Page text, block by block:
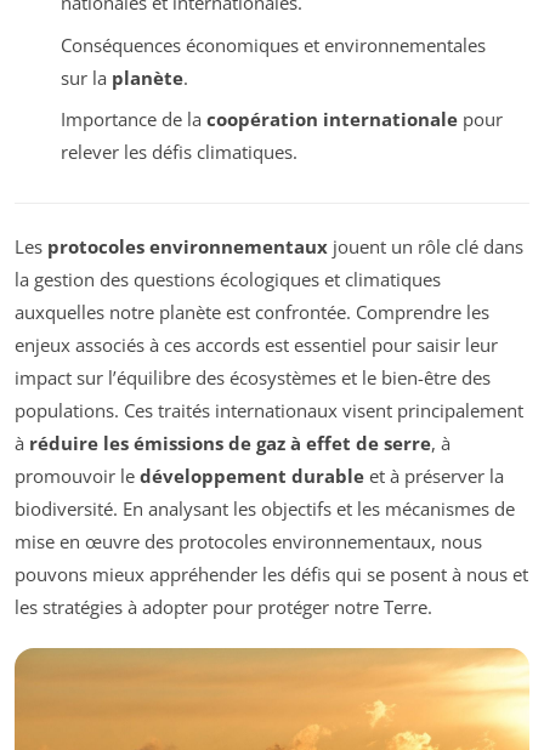
Conséquences économiques et environnementales
sur la planète.
Importance de la coopération internationalepour
relever les défis climatiques.
Les protocoles environnementaux jouent un rôle clé dans
la gestion des questions écologiques et climatiques
auxquelles notre planète est confrontée. Comprendre les
enjeux associés à ces accords est essentiel pour saisir leur
impact sur l’équilibre des écosystèmes et le bien-être des
populations. Ces traités internationaux visent principalement
à réduire les émissions de gaz à effet de serre, à
promouvoir le développement durable et à préserver la
biodiversité. En analysant les objectifs et les mécanismes de
mise en œuvre des protocoles environnementaux, nous
pouvons mieux appréhender les défis qui se posent à nous et
les stratégies à adopter pour protéger notre Terre.